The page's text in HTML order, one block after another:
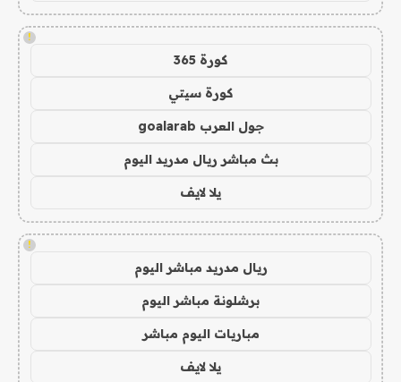
!
كورة 365
كورة سيتي
جول العرب goalarab
بث مباشر ريال مدريد اليوم
يلا لايف
!
ريال مدريد مباشر اليوم
برشلونة مباشر اليوم
مباريات اليوم مباشر
يلا لايف